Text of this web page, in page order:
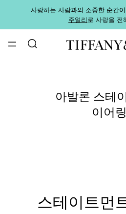
사랑하는 사람과의 소중한 순간
주얼리로 사랑을 전
아발론 스테
이어링
스테이트먼